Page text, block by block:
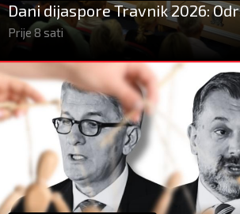
Dani dijaspore Travnik 2026:
gospodarstvenika
Prije 8 sati